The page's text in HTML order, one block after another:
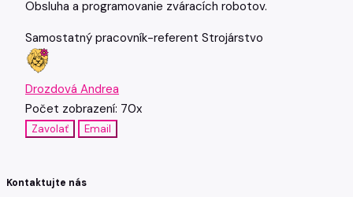
Obsluha a programovanie zváracích robotov.
Samostatný pracovník-referent Strojárstvo
Drozdová Andrea
Počet zobrazení: 70x
Zavolať Email
Kontaktujte nás